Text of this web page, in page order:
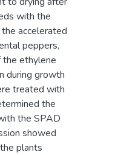
with the
accelerated
peppers,
the ethylene
during growth
treated with
the
the SPAD
showed
plants